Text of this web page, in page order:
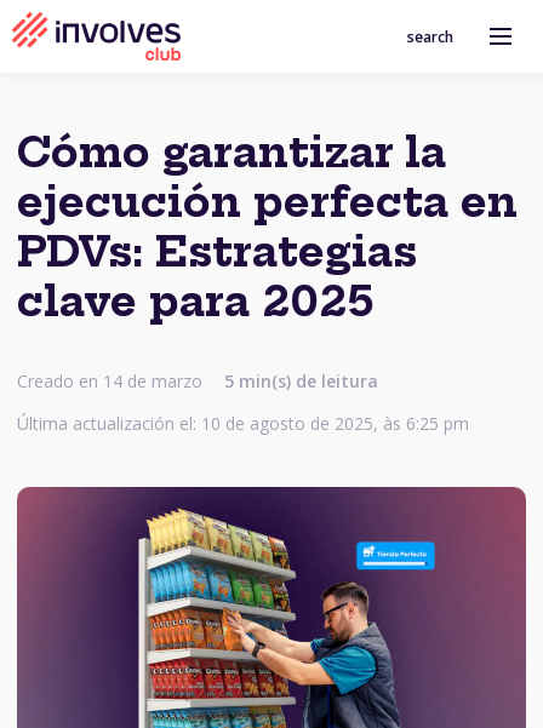
search
Cómo garantizar la
ejecución perfecta en
PDVs: Estrategias
clave para 2025
Creado en 14 de marzo
5 min(s) de leitura
Última actualización el: 10 de agosto de 2025, às 6:25 pm